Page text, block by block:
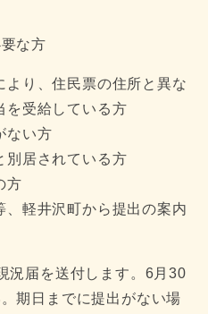
な方
より、住民票の住所と異な
を受給している方
ない方
別居されている方
方
、軽井沢町から提出の案内
況届を送付します。6月30
期日までに提出がない場